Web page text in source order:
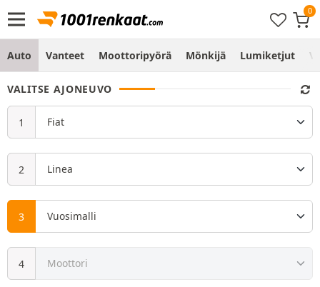
Auto Vanteet Moottoripyörä Mönkijä Lumiketjut
VALITSE AJONEUVO